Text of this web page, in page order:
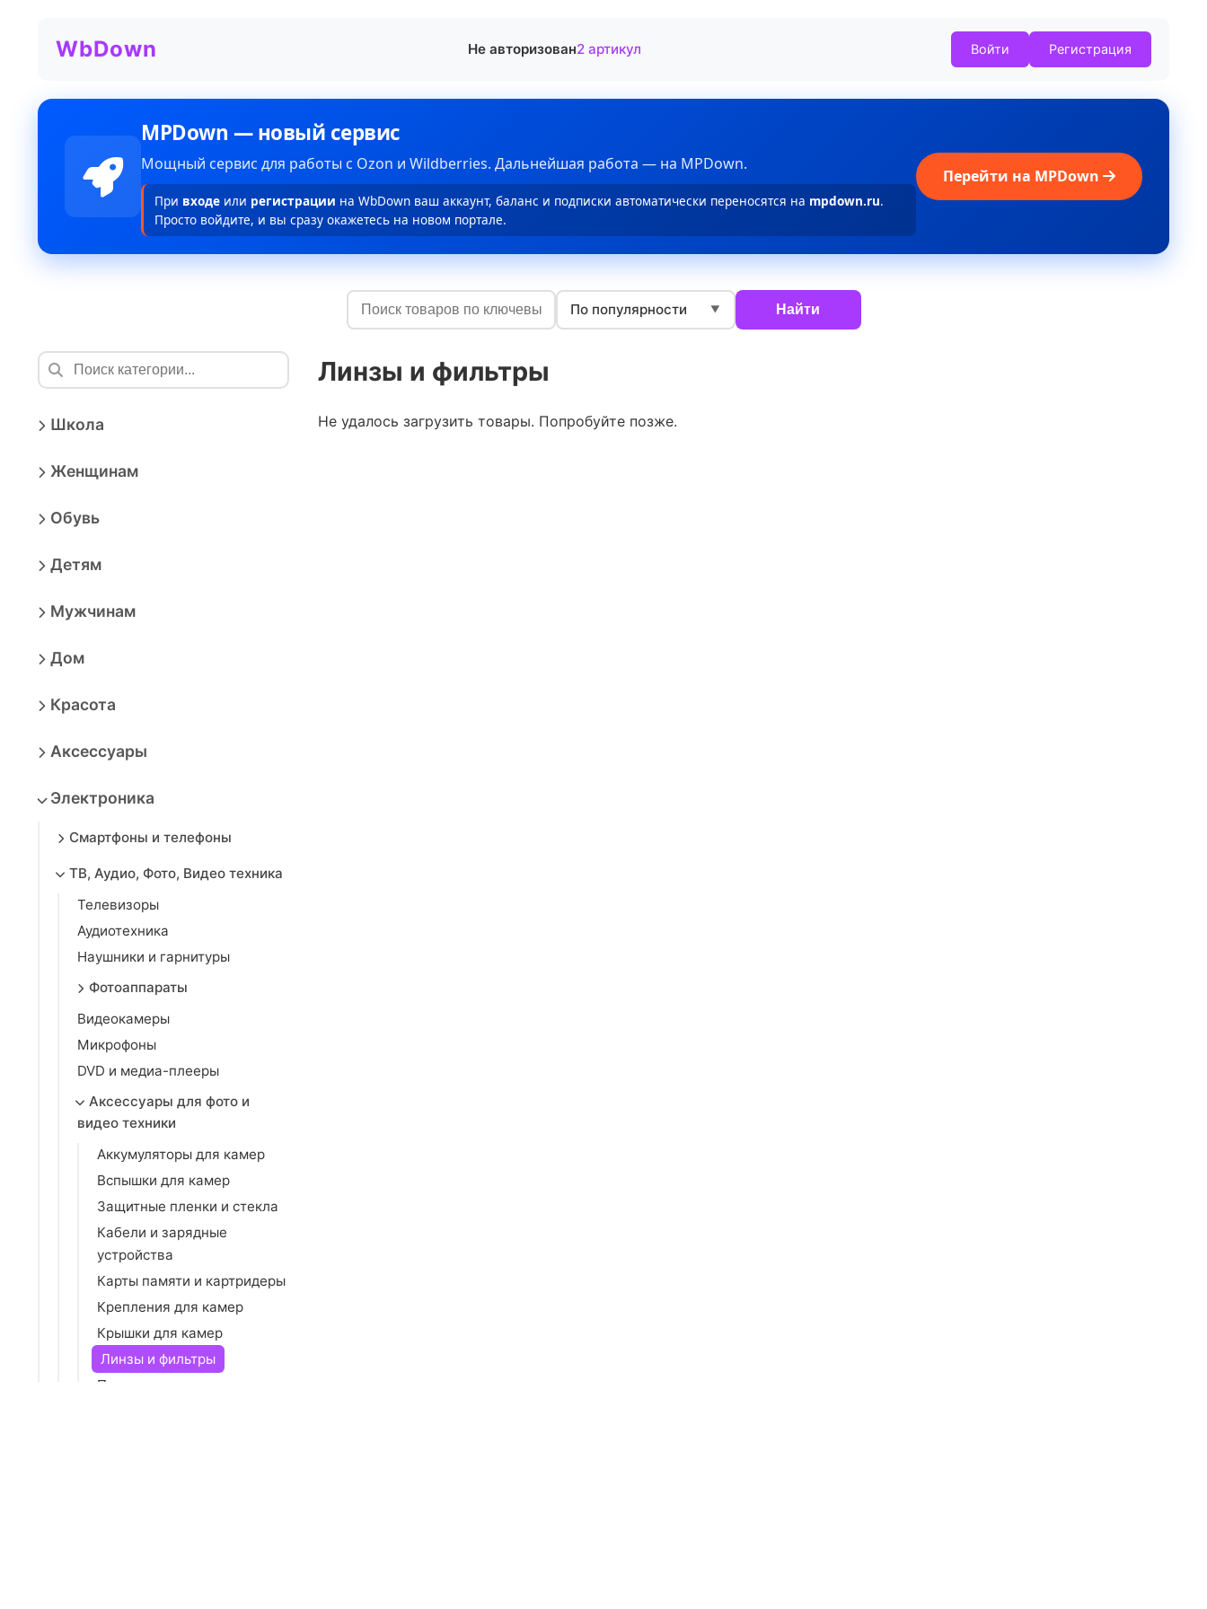
WbDown Не авторизован2 артикул Войти Регистрация
MPDown — новый сервис
Мощный сервис для работы с Ozon и Wildberries. Дальнейшая работа — на MPDown.
При входе или регистрации на WbDown ваш аккаунт, баланс и подписки автоматически переносятся на mpdown.ru.
Просто войдите, и вы сразу окажетесь на новом портале.
Перейти на MPDown
По популярности ▼ Найти
Школа
Женщинам
Обувь
Детям
Мужчинам
Дом
Красота
Аксессуары
Электроника
Смартфоны и телефоны
ТВ, Аудио, Фото, Видео техника
Телевизоры
Аудиотехника
Наушники и гарнитуры
Фотоаппараты
Видеокамеры
Микрофоны
DVD и медиа-плееры
Аксессуары для фото и
видео техники
Аккумуляторы для камер
Вспышки для камер
Защитные пленки и стекла
Кабели и зарядные
устройства
Карты памяти и картридеры
Крепления для камер
Крышки для камер
Линзы и фильтры
Пульты для камер
Линзы и фильтры
Не удалось загрузить товары. Попробуйте позже.